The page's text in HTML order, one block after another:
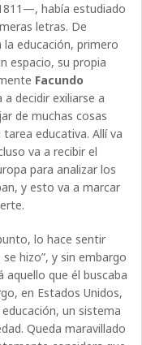
había estudiado
letras. De
educación, primero
espacio, su propia
Facundo
decidir exiliarse a
de muchas cosas
educativa. Allí va
va a recibir el
para analizar los
y esto va a marcar
lo hace sentir
hizo”, y sin embargo
que él buscaba
en Estados Unidos,
un sistema
Queda maravillado